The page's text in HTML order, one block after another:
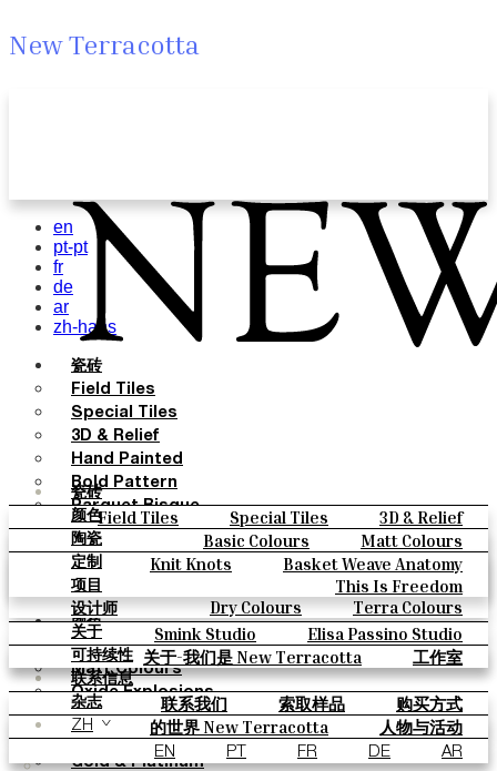
New Terracotta
瓷砖
Field Tiles Special Tiles
3D & Relief
Hand Painted
Bold Pattern
Parquet Bisque
Natural Cotto
Smink Studio
Elisa Passino
Paulo Vale
颜色
Basic Colours
Matt Colours
Oxide Explosions
Special Firing
Vintage Metallics
Gold & Platinum
Blends
Dry Colours
Terra Colours
陶瓷
Knit Knots
Basket Weave Anatomy
This Is Freedom
定制
项目
设计师
Smink Studio
Elisa Passino Studio
Paulo Vale
关于
关于-我们是 New Terracotta 工作室
可持续性
联系信息
联系我们 索取样品
购买方式
目录和 技术规格
常见问题
杂志
的世界 New Terracotta
人物与活动
地方和故事
材料和可持续性 灵感与文化
ZH
EN PT FR DE AR
en
pt-pt
fr
de
ar
zh-hans
瓷砖
Field Tiles
Special Tiles
3D & Relief
Hand Painted
Bold Pattern
Parquet Bisque
Natural Cotto
Smink Studio
Elisa Passino
Paulo Vale
颜色
Basic Colours
Matt Colours
Oxide Explosions
Special Firing
Vintage Metallics
Gold & Platinum